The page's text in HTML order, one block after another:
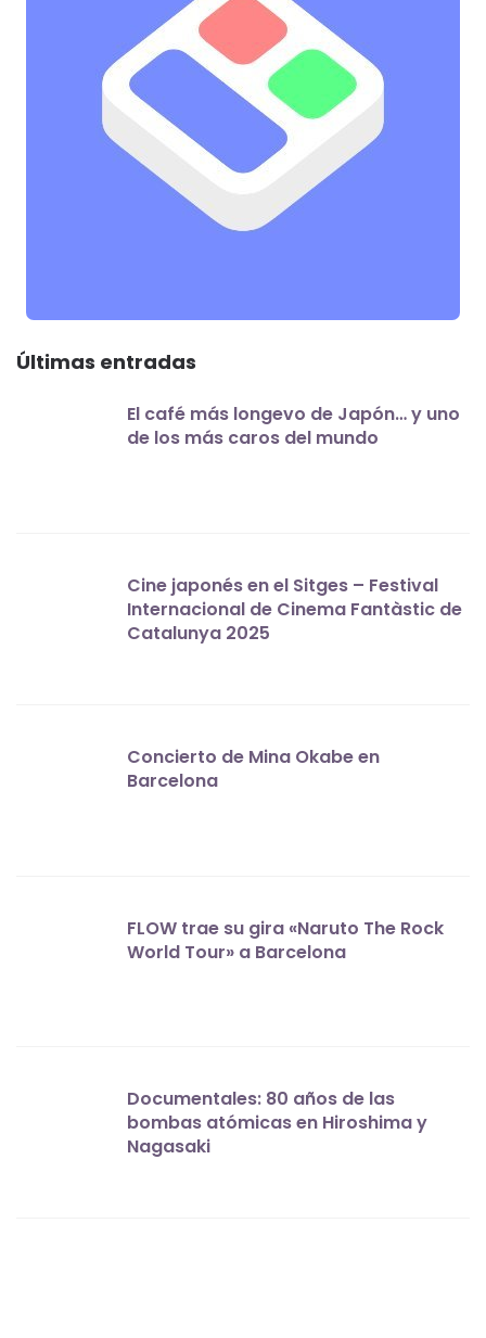
Últimas entradas
El café más longevo de Japón… y uno
de los más caros del mundo
Cine japonés en el Sitges – Festival
Internacional de Cinema Fantàstic de
Catalunya 2025
Concierto de Mina Okabe en
Barcelona
FLOW trae su gira «Naruto The Rock
World Tour» a Barcelona
Documentales: 80 años de las
bombas atómicas en Hiroshima y
Nagasaki